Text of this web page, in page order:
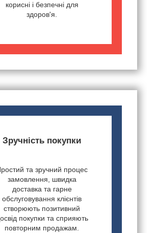
корисні і безпечні для
здоров'я.
Зручність покупки
та зручний процес
замовлення, швидка
доставка та гарне
обслуговування клієнтів
створюють позитивний
покупки та сприяють
повторним продажам.